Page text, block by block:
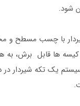
شود.
با چسب مسطح و
ها قابل برش، به هر
یک تکه شیردار